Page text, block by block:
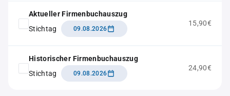
Aktueller Firmenbuchauszug
Stichtag
09.08.2026
15,90€
Historischer Firmenbuchauszug
Stichtag
09.08.2026
24,90€